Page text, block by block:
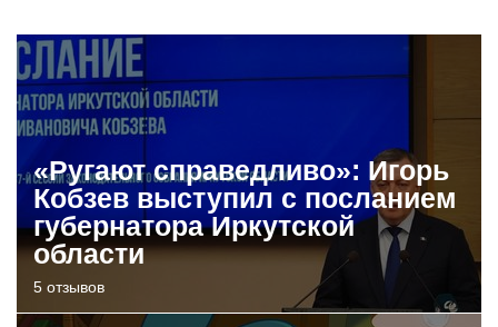
«Ругают справедливо»: Игорь
Кобзев выступил с посланием
губернатора Иркутской
области
5 отзывов